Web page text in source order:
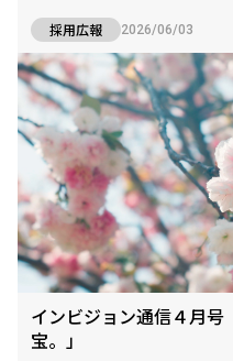
採用広報 2026/06/03
インビジョン通信４月
宝。」